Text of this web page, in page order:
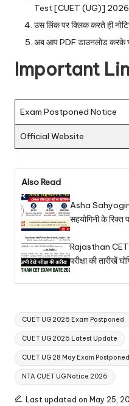
Test [CUET (UG)] 2026
उस लिंक पर क्लिक करते ही
अब आप PDF डाउनलोड करके
Important
Exam Postponed Notice
Official Website
Also Read
Asha
सहयोगिनी के
Rajasthan
परीक्षा की तारीखें
Tags:
CUET UG 2026 Exam Postponed
CUET UG 2026 Latest Update
CUET UG 28 May Exam Postponed
NTA CUET UG Notice 2026
Last updated on May 25,